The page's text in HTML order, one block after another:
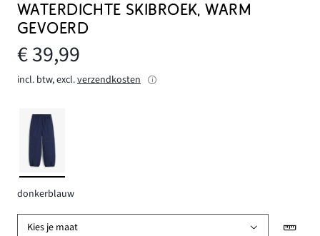
WATERDICHTE SKIBROEK, WARM
GEVOERD
€ 39,99
incl. btw, excl.verzendkosten
donkerblauw
Kies je maat